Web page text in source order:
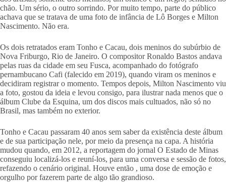
chão. Um sério, o outro sorrindo. Por muito tempo, parte do público
achava que se tratava de uma foto de infância de Lô Borges e Milton
Nascimento. Não era.
Os dois retratados eram Tonho e Cacau, dois meninos do subúrbio de
Nova Friburgo, Rio de Janeiro. O compositor Ronaldo Bastos andava
pelas ruas da cidade em seu Fusca, acompanhado do fotógrafo
pernambucano Cafi (falecido em 2019), quando viram os meninos e
decidiram registrar o momento. Tempos depois, Milton Nascimento viu
a foto, gostou da ideia e levou consigo, para ilustrar nada menos que o
álbum Clube da Esquina, um dos discos mais cultuados, não só no
Brasil, mas também no exterior.
Tonho e Cacau passaram 40 anos sem saber da existência deste álbum
e de sua participação nele, por meio da presença na capa. A história
mudou quando, em 2012, a reportagem do jornal O Estado de Minas
conseguiu localizá-los e reuní-los, para uma conversa e sessão de fotos,
refazendo o cenário original. Houve então , uma dose de emoção e
orgulho por fazerem parte de algo tão grandioso.